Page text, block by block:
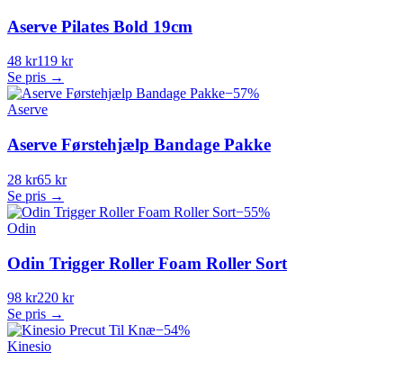
Aserve Pilates Bold 19cm
48 kr119 kr
Se pris →
−57%
Aserve
Aserve Førstehjælp Bandage Pakke
28 kr65 kr
Se pris →
−55%
Odin
Odin Trigger Roller Foam Roller Sort
98 kr220 kr
Se pris →
−54%
Kinesio